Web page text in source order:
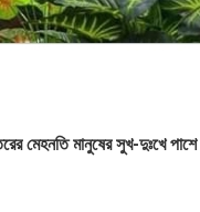
মেহনতি মানুষের সুখ-দুঃখে